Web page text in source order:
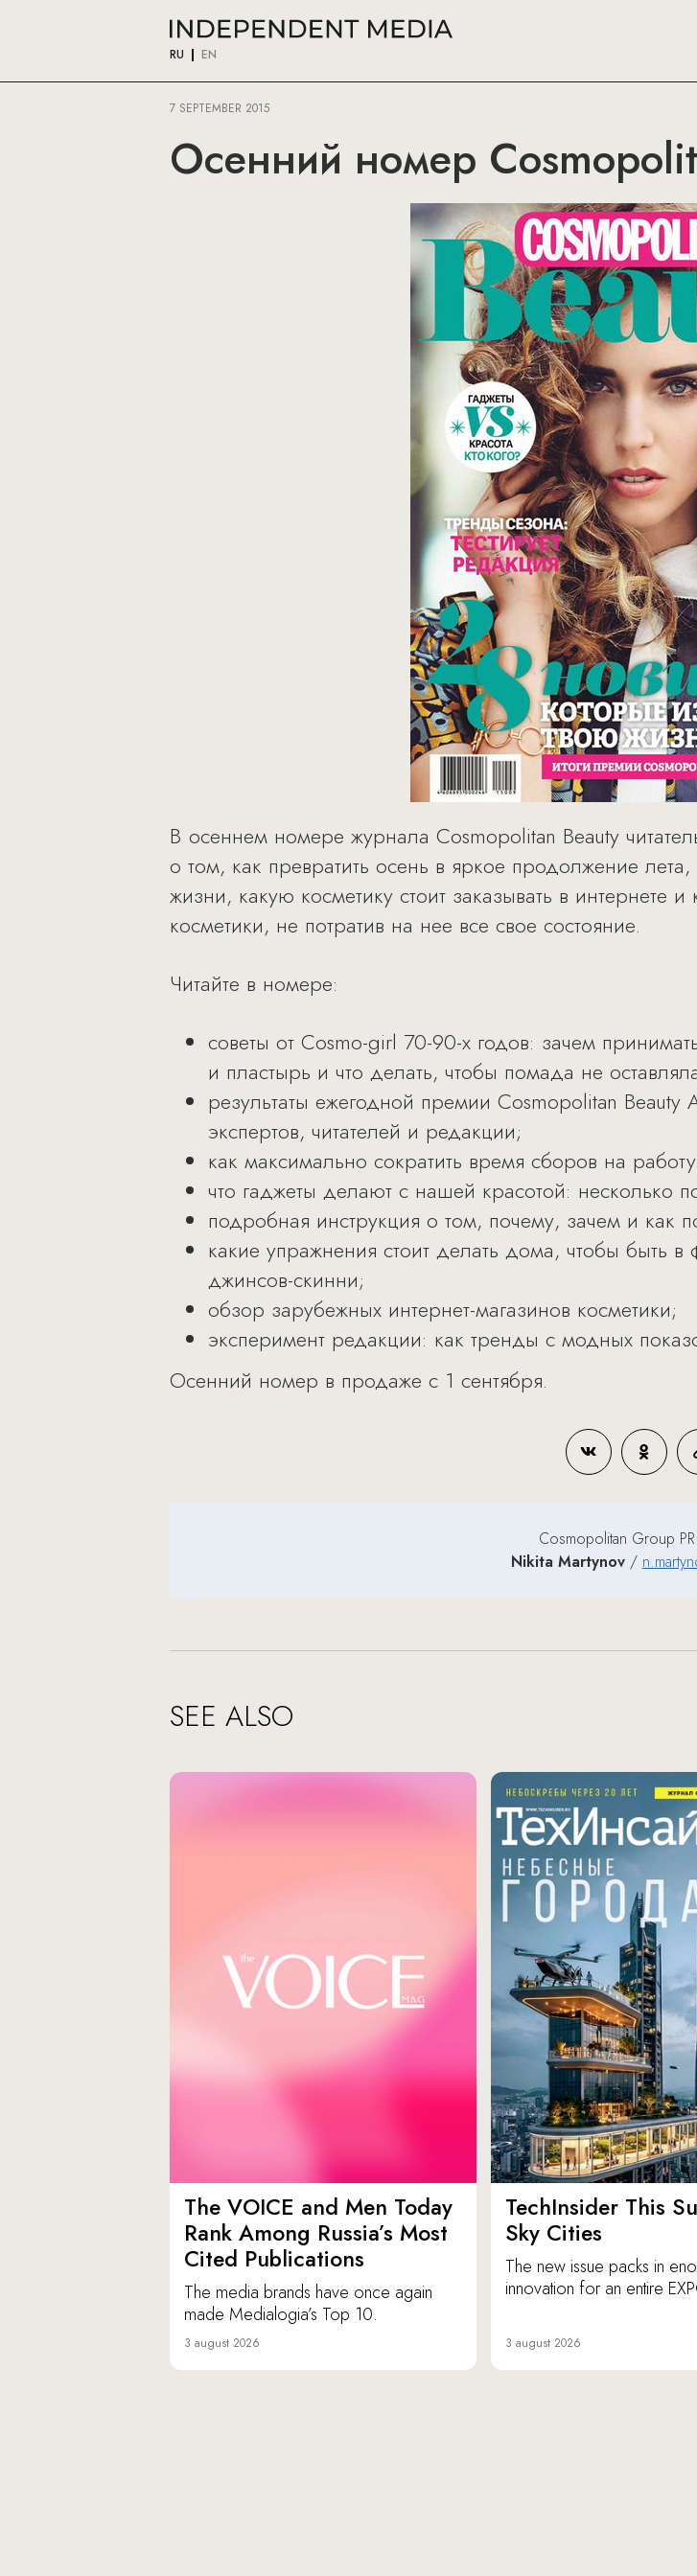
RU EN
7 SEPTEMBER 2015
Осенний номер
В осеннем номере журнала Cosmopolitan Beauty
о том, как превратить осень в яркое продолжение
жизни, какую косметику стоит заказывать в интернете
косметики, не потратив на нее все свое состояние.
Читайте в номере:
советы от Cosmo-girl 70-90-х годов: зачем
и пластырь и что делать, чтобы помада не
результаты ежегодной премии Cosmopolitan
экспертов, читателей и редакции;
как максимально сократить время сборов на
что гаджеты делают с нашей красотой: несколько
подробная инструкция о том, почему, зачем и как
какие упражнения стоит делать дома, чтобы быть
джинсов-скинни;
обзор зарубежных интернет-магазинов косметики;
эксперимент редакции: как тренды с модных
Осенний номер в продаже с 1 сентября.
Cosmopolitan Group
Nikita Martynov/
SEE ALSO
The VOICE and Men Today
Rank Among Russia’s Most
Cited Publications
The media brands have once again
made Medialogia’s Top 10.
3 august 2026
TechInsider This
Sky Cities
The new issue packs in
innovation for an entire
3 august 2026